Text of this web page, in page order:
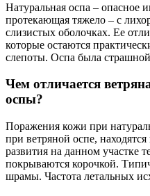
Натуральная оспа – опасное
протекающая тяжело – с
слизистых оболочках. Ее
которые остаются
слепоты. Оспа была
Чем отличается
оспы?
Поражения кожи при
при ветряной оспе,
развития на данном участке
покрываются корочкой.
шрамы. Частота летальных